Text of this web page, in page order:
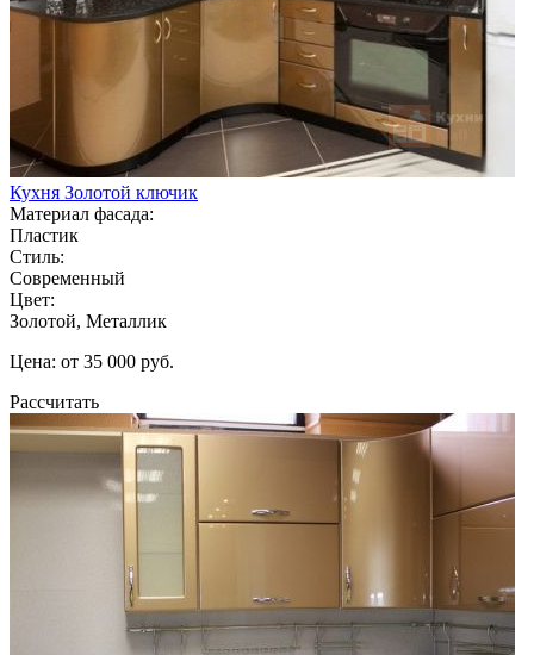
Кухня Золотой ключик
Материал фасада:
Пластик
Стиль:
Современный
Цвет:
Золотой, Металлик
Цена: от 35 000 руб.
Рассчитать